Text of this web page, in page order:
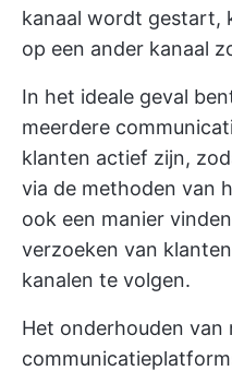
kanaal wordt gestart,
op een ander kanaal
In het ideale geval
meerdere
klanten actief zijn,
via de methoden van
ook een manier
verzoeken van
kanalen te volgen.
Het onderhouden van